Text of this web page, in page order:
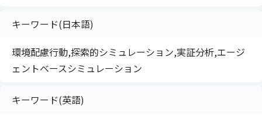
キーワード(日本語)
環境配慮行動,探索的シミュレーション,実証分析,エージ
ェントベースシミュレーション
キーワード(英語)